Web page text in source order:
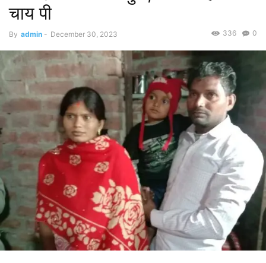
चाय पी
By admin - December 30, 2023 0
336